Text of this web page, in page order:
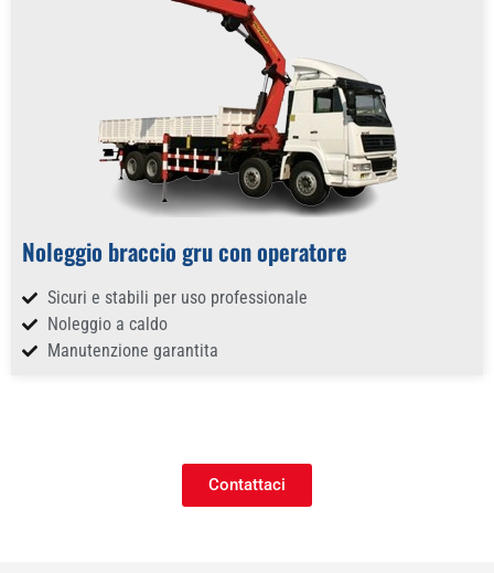
Noleggio braccio gru con operatore
Sicuri e stabili per uso professionale
Noleggio a caldo
Manutenzione garantita
Contattaci